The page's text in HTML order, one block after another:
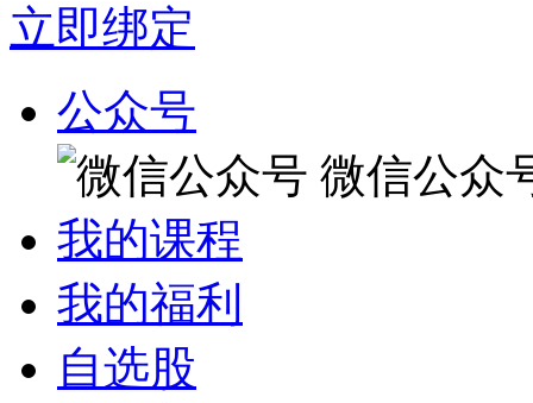
立即绑定
公众号
微信公众
我的课程
我的福利
自选股